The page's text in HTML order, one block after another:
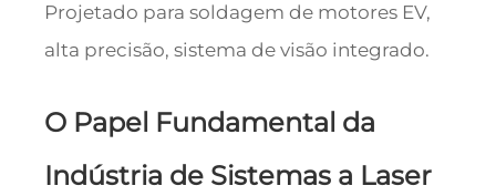
Projetado para soldagem de motores EV,
alta precisão, sistema de visão integrado.
O Papel Fundamental da
Indústria de Sistemas a Laser